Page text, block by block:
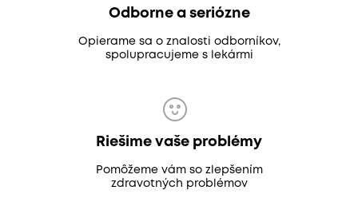
Odborne a seriózne
Opierame sa o znalosti odborníkov,
spolupracujeme s lekármi
Riešime vaše problémy
Pomôžeme vám so zlepšením
zdravotných problémov